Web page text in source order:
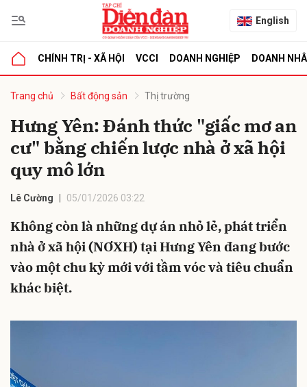
English
CHÍNH TRỊ - XÃ HỘI VCCI DOANH NGHIỆP DOANH
Trang chủ Bất động sản Thị trường
Hưng Yên: Đánh thức "giấc mơ an
cư" bằng chiến lược nhà ở xã hội
quy mô lớn
Lê Cường 05/01/2026 03:22
Không còn là những dự án nhỏ lẻ, phát triển
nhà ở xã hội (NƠXH) tại Hưng Yên đang bước
vào một chu kỳ mới với tầm vóc và tiêu chuẩn
khác biệt.
luận
Hủy